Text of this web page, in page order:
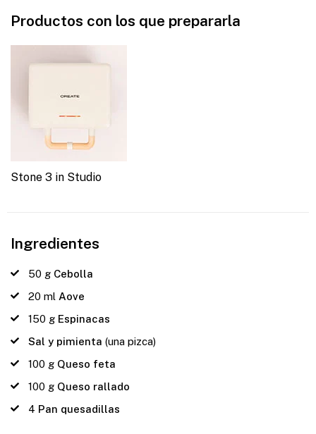
Productos con los que prepararla
Stone 3 in Studio
Ingredientes
50 g Cebolla
20 ml Aove
150 g Espinacas
Sal y pimienta (una pizca)
100 g Queso feta
100 g Queso rallado
4 Pan quesadillas